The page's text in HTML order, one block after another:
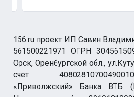
156.ru проект ИП Савин
561500221971 ОГРН
Орск, Оренбургской обл.,
счёт
«Приволжский» Банка ВТБ